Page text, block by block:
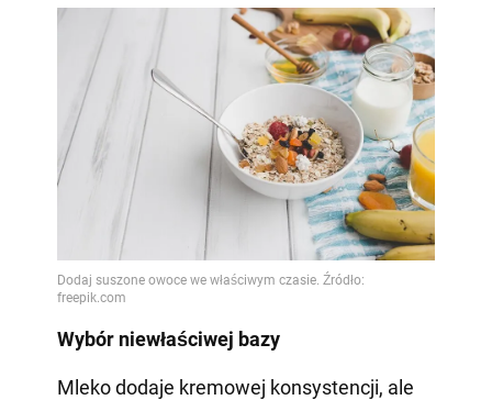
Wybór niewłaściwej bazy
Mleko dodaje kremowej konsystencji, ale